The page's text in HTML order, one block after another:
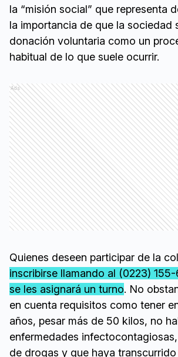
la “misión social” que representa
la importancia de que la sociedad
donación voluntaria como un
habitual de lo que suele ocurrir.
Ads
Quienes deseen participar de la
inscribirse llamando al (0223)
se les asignará un turno. No
en cuenta requisitos como tener
años, pesar más de 50 kilos, no
enfermedades
de drogas y que haya